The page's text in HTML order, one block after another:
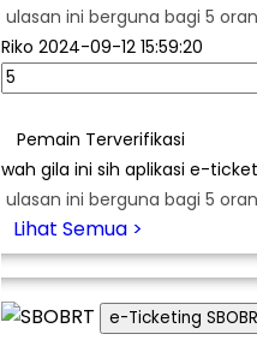
ulasan ini berguna bagi 5
Riko 2024-09-12 15:59:20
Pemain Terverifikasi
wah gila ini sih aplikasi e-
ulasan ini berguna bagi 5
Lihat Semua >
e-Ticketing